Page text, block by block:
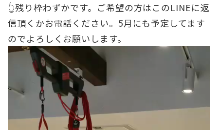
👆残り枠わずかです。ご希望の方はこのLINEに返
信頂くかお電話ください。5月にも予定してます
のでよろしくお願いします。